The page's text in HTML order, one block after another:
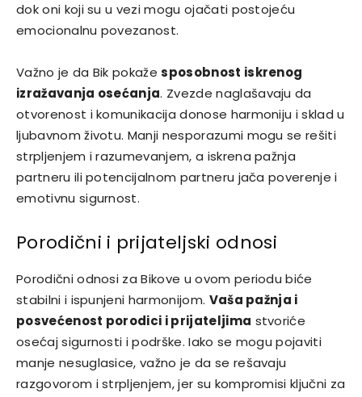
dok oni koji su u vezi mogu ojačati postojeću
emocionalnu povezanost.
Važno je da Bik pokažesposobnost iskrenog
izražavanja osećanja. Zvezde naglašavaju da
otvorenost i komunikacija donose harmoniju i sklad u
ljubavnom životu. Manji nesporazumi mogu se rešiti
strpljenjem i razumevanjem, a iskrena pažnja
partneru ili potencijalnom partneru jača poverenje i
emotivnu sigurnost.
Porodični i prijateljski odnosi
Porodični odnosi za Bikove u ovom periodu biće
stabilni i ispunjeni harmonijom. Vaša pažnja i
posvećenost porodici i prijateljima stvoriće
osećaj sigurnosti i podrške. Iako se mogu pojaviti
manje nesuglasice, važno je da se rešavaju
razgovorom i strpljenjem, jer su kompromisi ključni za